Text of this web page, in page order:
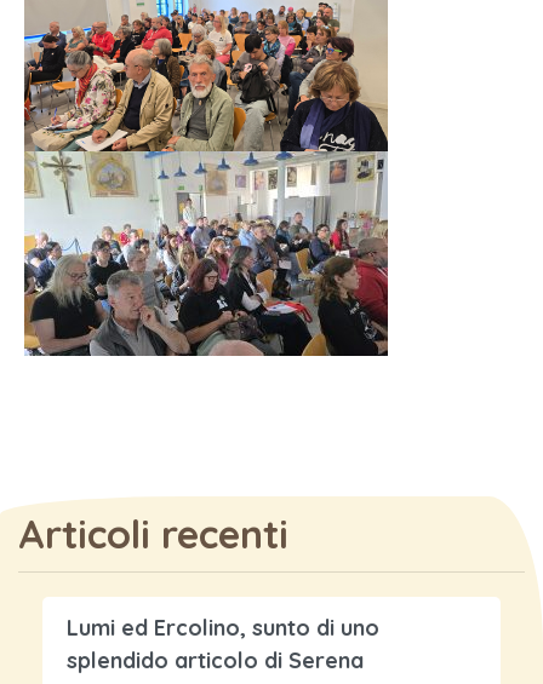
Articoli recenti
Lumi ed Ercolino, sunto di uno
splendido articolo di Serena